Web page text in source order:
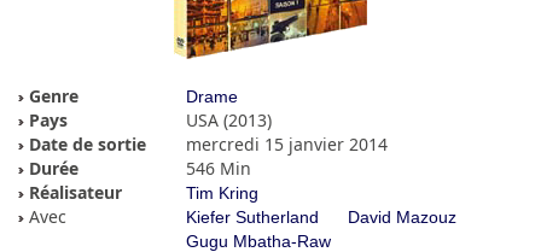
Genre Drame
Pays
USA (2013)
Date de sortie
mercredi 15 janvier 2014
Durée
546 Min
Réalisateur
Tim Kring
Avec Kiefer Sutherland
David Mazouz
Gugu Mbatha-Raw